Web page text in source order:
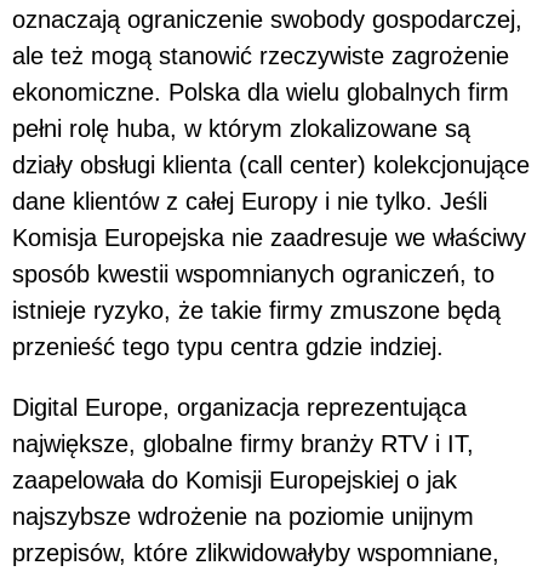
oznaczają ograniczenie swobody gospodarczej,
ale też mogą stanowić rzeczywiste zagrożenie
ekonomiczne. Polska dla wielu globalnych firm
pełni rolę huba, w którym zlokalizowane są
działy obsługi klienta (call center) kolekcjonujące
dane klientów z całej Europy i nie tylko. Jeśli
Komisja Europejska nie zaadresuje we właściwy
sposób kwestii wspomnianych ograniczeń, to
istnieje ryzyko, że takie firmy zmuszone będą
przenieść tego typu centra gdzie indziej.
Digital Europe, organizacja reprezentująca
największe, globalne firmy branży RTV i IT,
zaapelowała do Komisji Europejskiej o jak
najszybsze wdrożenie na poziomie unijnym
przepisów, które zlikwidowałyby wspomniane,